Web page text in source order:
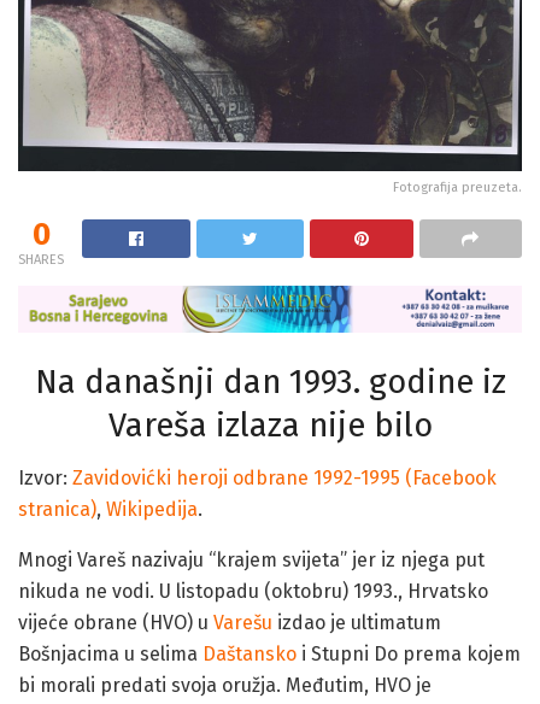
Fotografija preuzeta.
0
SHARES
Na današnji dan 1993. godine iz
Vareša izlaza nije bilo
Izvor: Zavidovićki heroji odbrane 1992-1995 (Facebook
stranica), Wikipedija.
Mnogi Vareš nazivaju “krajem svijeta” jer iz njega put
nikuda ne vodi. U listopadu (oktobru) 1993., Hrvatsko
vijeće obrane (HVO) u Varešu izdao je ultimatum
Bošnjacima u selima Daštansko i Stupni Do prema kojem
bi morali predati svoja oružja. Međutim, HVO je